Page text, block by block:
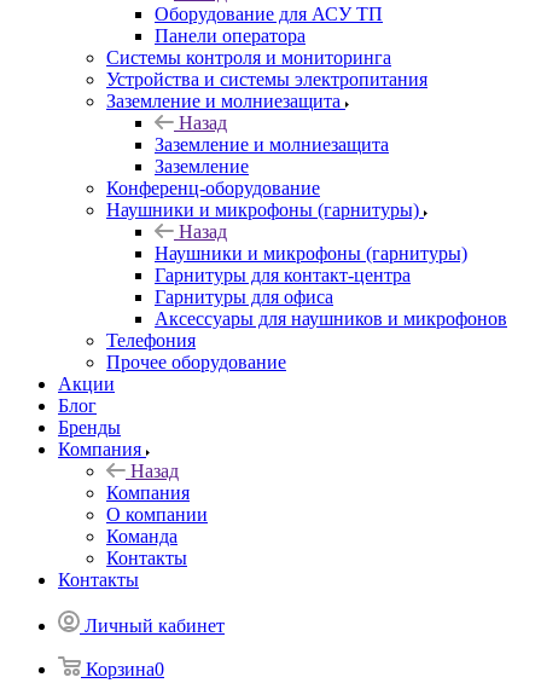
Оборудование для АСУ ТП
Панели оператора
Системы контроля и мониторинга
Устройства и системы электропитания
Заземление и молниезащита
Назад
Заземление и молниезащита
Заземление
Конференц-оборудование
Наушники и микрофоны (гарнитуры)
Назад
Наушники и микрофоны (гарнитуры)
Гарнитуры для контакт-центра
Гарнитуры для офиса
Аксессуары для наушников и микрофонов
Телефония
Прочее оборудование
Акции
Блог
Бренды
Компания
Назад
Компания
О компании
Команда
Контакты
Контакты
Личный кабинет
Корзина0